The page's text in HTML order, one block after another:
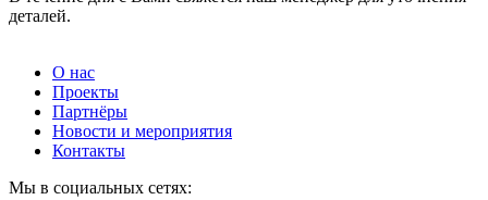
деталей.
О нас
Проекты
Партнёры
Новости и мероприятия
Контакты
Мы в социальных сетях: